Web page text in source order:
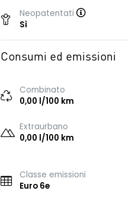
Neopatentati
Sì
Consumi ed emissioni
Combinato
0,00 l/100 km
Extraurbano
0,00 l/100 km
Classe emissioni
Euro 6e